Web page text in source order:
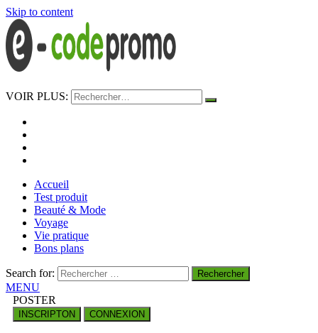
Skip to content
e-codepromo
https://e-codepromo.fr
VOIR PLUS:
Accueil
Test produit
Beauté & Mode
Voyage
Vie pratique
Bons plans
Search for:
MENU
POSTER
INSCRIPTON CONNEXION